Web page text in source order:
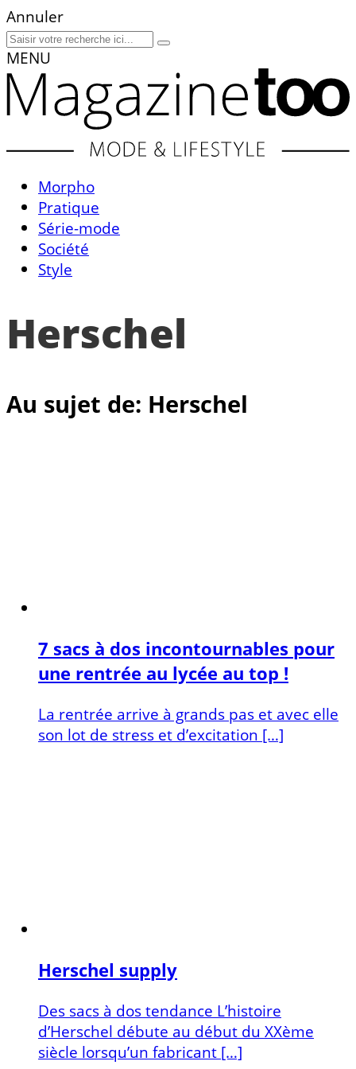
Annuler
MENU
Morpho
Pratique
Série-mode
Société
Style
Herschel
Au sujet de: Herschel
7 sacs à dos incontournables pour
une rentrée au lycée au top !
La rentrée arrive à grands pas et avec elle
son lot de stress et d’excitation […]
Herschel supply
Des sacs à dos tendance L’histoire
d’Herschel débute au début du XXème
siècle lorsqu’un fabricant […]